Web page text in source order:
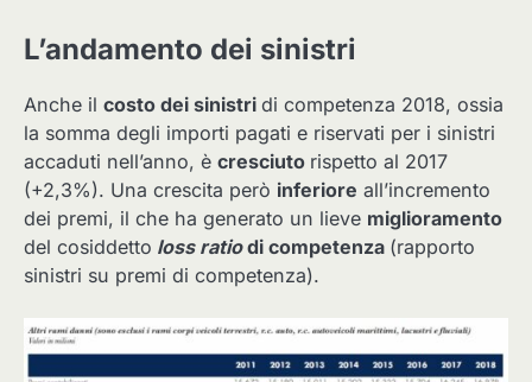
L’andamento dei sinistri
Anche il costo dei sinistri di competenza 2018, ossia
la somma degli importi pagati e riservati per i sinistri
accaduti nell’anno, è cresciuto rispetto al 2017
(+2,3%). Una crescita però inferiore all’incremento
dei premi, il che ha generato un lieve miglioramento
del cosiddetto loss ratiodi competenza (rapporto
sinistri su premi di competenza).